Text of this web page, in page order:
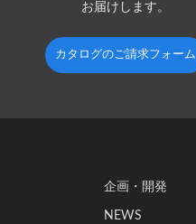
お届けします。
カタログのご請求フォーム
企画・開発
NEWS